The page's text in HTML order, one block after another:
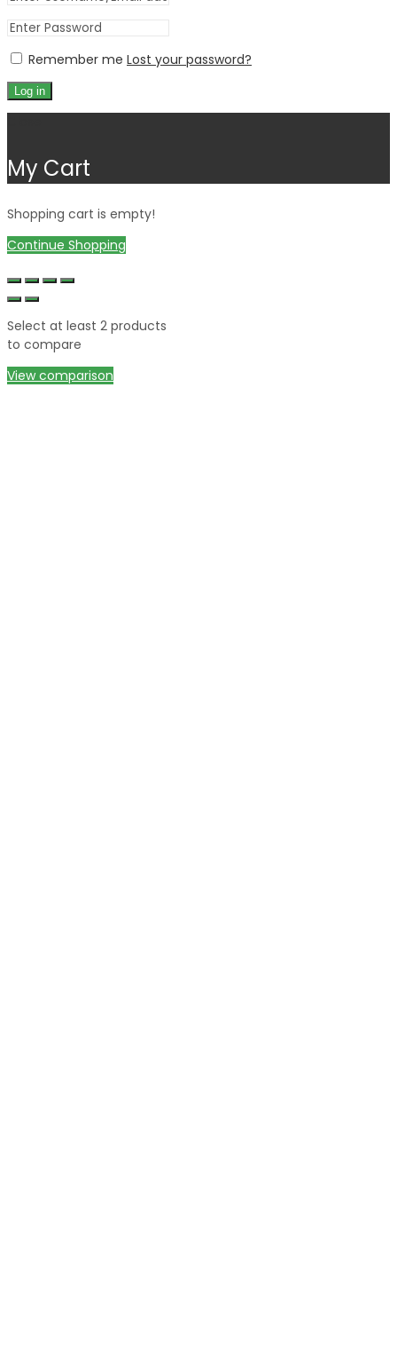
Remember me Lost your password?
Log in
My Cart
Shopping cart is empty!
Continue Shopping
Select at least 2 products
to compare
View comparison